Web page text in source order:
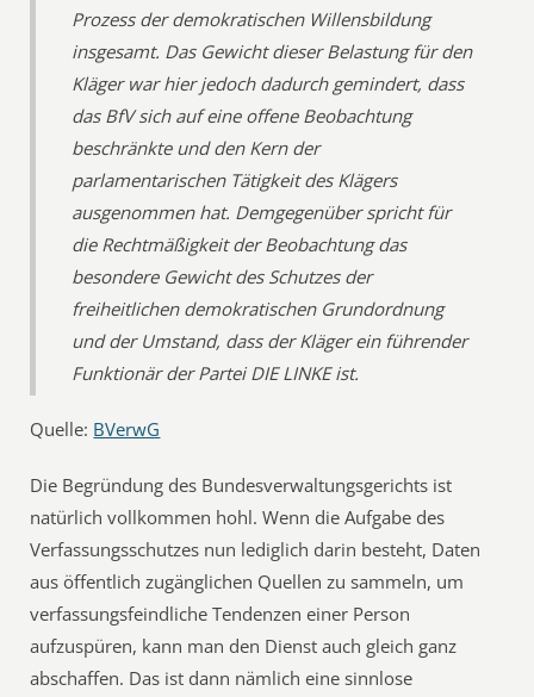
Prozess der demokratischen Willensbildung
insgesamt. Das Gewicht dieser Belastung für den
Kläger war hier jedoch dadurch gemindert, dass
das BfV sich auf eine offene Beobachtung
beschränkte und den Kern der
parlamentarischen Tätigkeit des Klägers
ausgenommen hat. Demgegenüber spricht für
die Rechtmäßigkeit der Beobachtung das
besondere Gewicht des Schutzes der
freiheitlichen demokratischen Grundordnung
und der Umstand, dass der Kläger ein führender
Funktionär der Partei DIE LINKE ist.
Quelle: BVerwG
Die Begründung des Bundesverwaltungsgerichts ist
natürlich vollkommen hohl. Wenn die Aufgabe des
Verfassungsschutzes nun lediglich darin besteht, Daten
aus öffentlich zugänglichen Quellen zu sammeln, um
verfassungsfeindliche Tendenzen einer Person
aufzuspüren, kann man den Dienst auch gleich ganz
abschaffen. Das ist dann nämlich eine sinnlose